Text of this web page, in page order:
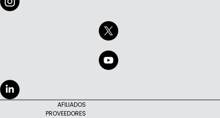
AFILIADOS
PROVEEDORES